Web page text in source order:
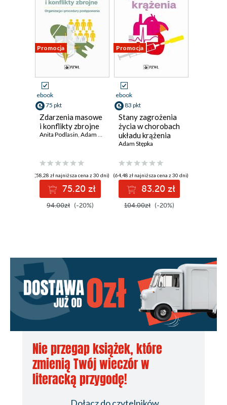
Promocja
ebook
75 pkt
Zdarzenia masowe
i konflikty zbrojne
Anita Podlasin, Adam Stępka
(58,28 zł najniższa cena z 30 dni)
75.20 zł
94.00zł (-20%)
Promocja
ebook
83 pkt
Stany zagrożenia
życia w chorobach
układu krążenia
Adam Stępka
(64,48 zł najniższa cena z 30 dni)
83.20 zł
104.00zł (-20%)
Nie przegap książek, które
zmienią Twój wieczór w
literacką przygodę!